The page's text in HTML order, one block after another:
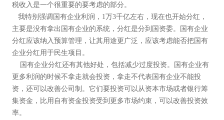
税收入是一个很重要的要考虑的部分。
我特别强调国有企业利润，1万3千亿左右，现在也开始分红，
主要是没有拿出国有企业的系统，分红是分到国资委。国有企业
分红应该纳入预算管理，让其用途更广泛，应该考虑能否把国有
企业分红用于民生项目。
国有企业分红还有其他好处，包括减少过度投资。国有企业有
更多利润的时候不拿走就会投资，拿走不代表国有企业不能投
资，还可以改善公司制。它们要投资可以从资本市场或者银行筹
集资金，比用自有资金投资受到更多市场约束，可以改善投资效
率。